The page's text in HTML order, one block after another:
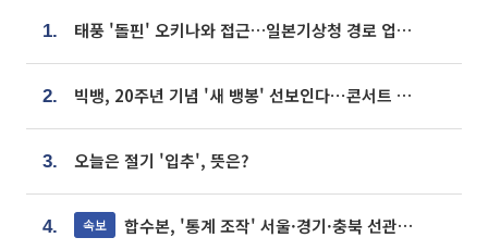
1. 태풍 '돌핀' 오키나와 접근…일본기상청 경로 업데이트
2. 빅뱅, 20주년 기념 '새 뱅봉' 선보인다⋯콘서트 앞두고 팝업 개최
3. 오늘은 절기 '입추', 뜻은?
4. 속보 합수본, '통계 조작' 서울·경기·충북 선관위 등 추가 압수수색